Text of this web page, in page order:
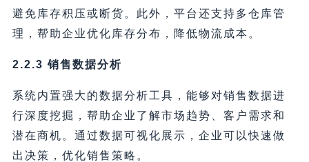
避免库存积压或断货。此外，平台还支持多仓库管
理，帮助企业优化库存分布，降低物流成本。
2.2.3 销售数据分析
系统内置强大的数据分析工具，能够对销售数据进
行深度挖掘，帮助企业了解市场趋势、客户需求和
潜在商机。通过数据可视化展示，企业可以快速做
出决策，优化销售策略。